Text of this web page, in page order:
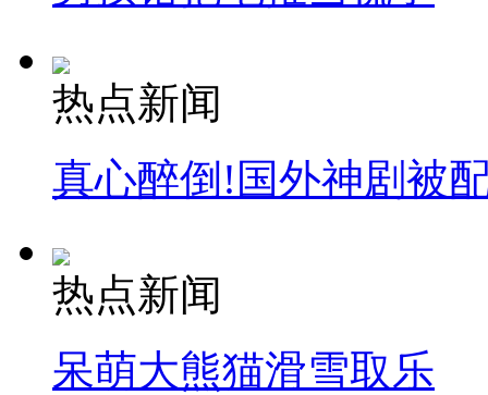
热点新闻
真心醉倒!国外神剧被
热点新闻
呆萌大熊猫滑雪取乐